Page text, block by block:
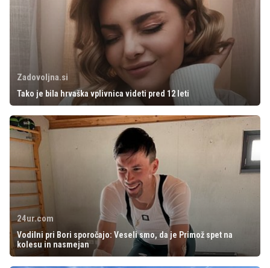
Zadovoljna.si
Tako je bila hrvaška vplivnica videti pred 12 leti
24ur.com
Vodilni pri Bori sporočajo: Veseli smo, da je Primož spet na
kolesu in nasmejan